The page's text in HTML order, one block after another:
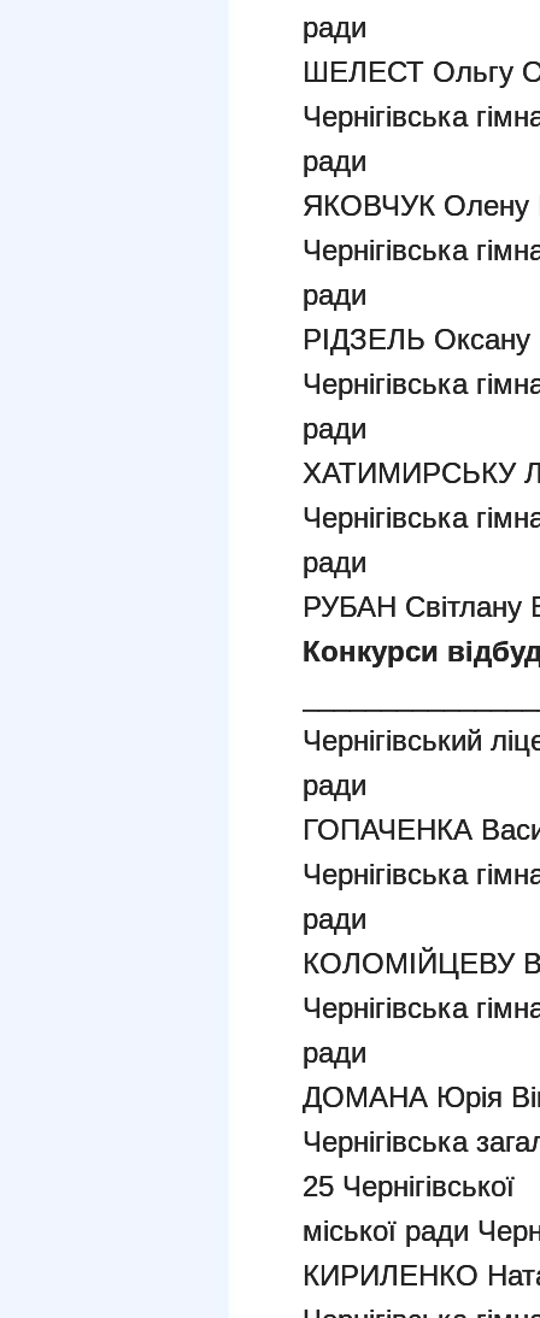
ради
ШЕЛЕСТ Ольгу
Чернігівська
ради
ЯКОВЧУК Олену
Чернігівська
ради
РІДЗЕЛЬ Оксану
Чернігівська
ради
ХАТИМИРСЬКУ
Чернігівська
ради
РУБАН Світлану
Конкурси
Чернігівський
ради
ГОПАЧЕНКА
Чернігівська
ради
КОЛОМІЙЦЕВУ
Чернігівська
ради
ДОМАНА Юрія
Чернігівська
25 Чернігівської
міської ради
КИРИЛЕНКО